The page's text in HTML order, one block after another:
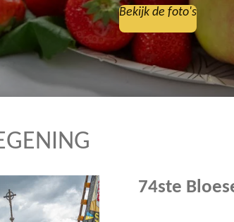
Bekijk de foto's
74ste